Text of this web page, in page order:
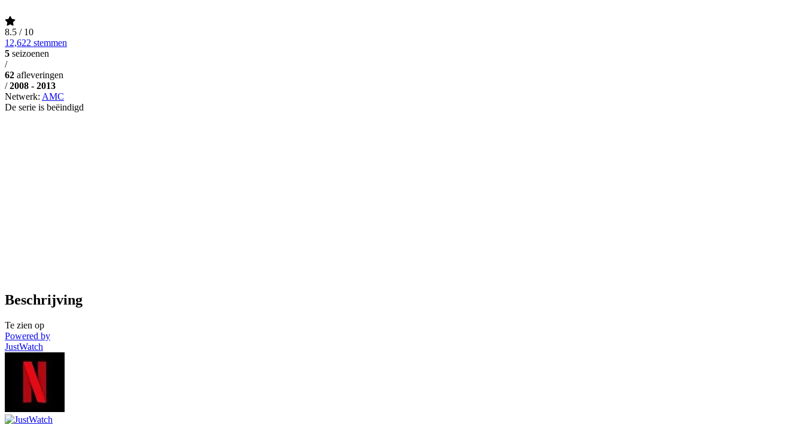
8.5 / 10
12,622 stemmen
5 seizoenen
/
62 afleveringen
/ 2008 - 2013
Netwerk: AMC
De serie is beëindigd
Beschrijving
Te zien op
Powered by
JustWatch